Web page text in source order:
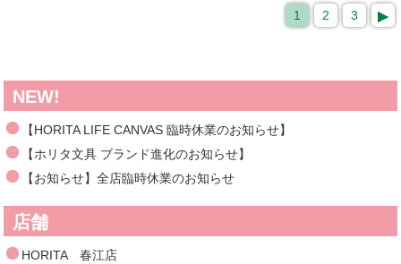
1 2 3
NEW!
【HORITA LIFE CANVAS 臨時休業のお知らせ】
【ホリタ文具 ブランド進化のお知らせ】
【お知らせ】全店臨時休業のお知らせ
店舗
HORITA 春江店